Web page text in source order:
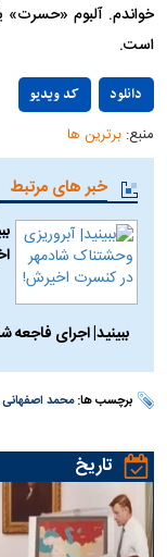
خواندم. آلبوم «حسرت»
است.
کد ویدیو
دانلود
منبع:برترین ها
خبر های مرتبط
ببینید| اجراى فاجعه
برچسب ها:محمد اصفهانی
تاریخ